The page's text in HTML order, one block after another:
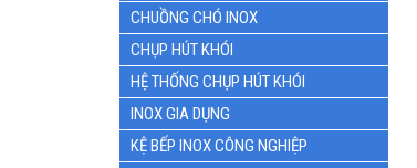
CHUỒNG CHÓ INOX
CHỤP HÚT KHÓI
HỆ THỐNG CHỤP HÚT KHÓI
INOX GIA DỤNG
KỆ BẾP INOX CÔNG NGHIỆP